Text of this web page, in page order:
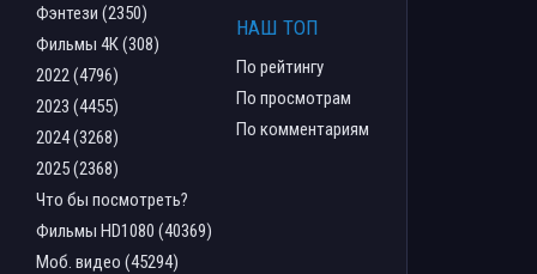
Фэнтези (2350)
Фильмы 4К (308)
2022 (4796)
2023 (4455)
2024 (3268)
2025 (2368)
Что бы посмотреть?
Фильмы HD1080 (40369)
Моб. видео (45294)
НАШ ТОП
По рейтингу
По просмотрам
По комментариям